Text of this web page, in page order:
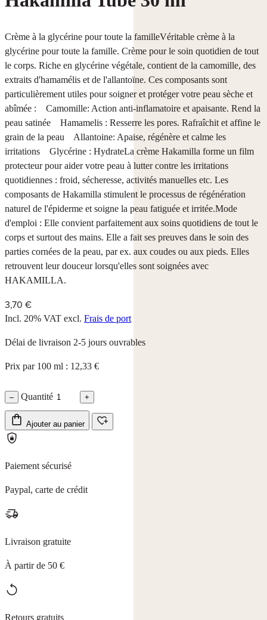
Crème à la glycérine pour toute la familleVéritable crème à la
glycérine pour toute la famille. Crème pour le soin quotidien de tout
le corps. Riche en glycérine végétale, contient de la camomille, des
extraits d'hamamélis et de l'allantoïne. Ces composants sont
particulièrement utiles pour soigner et protéger votre peau sèche et
abîmée : Camomille: Action anti-inflamatoire et apaisante. Rend la
peau satinée Hamamelis : Resserre les pores. Rafraîchit et affine le
grain de la peau Allantoine: Apaise, régénère et calme les
irritations Glycérine : HydrateLa crème Hakamilla forme un film
protecteur pour aider votre peau à lutter contre les irritations
quotidiennes : froid, sécheresse, activités manuelles etc. Les
composants de Hakamilla stimulent le processus de régénération
naturel de l'épiderme et soigne la peau fatiguée et irritée.Mode
d'emploi : Elle convient parfaitement aux soins quotidiens de tout le
corps et surtout des mains. Elle a fait ses preuves dans le soin des
parties cornées de la peau, par ex. aux coudes ou aux pieds. Elles
retrouvent leur douceur lorsqu'elles sont soignées avec
HAKAMILLA.
3,70 €
Incl. 20% VAT excl. Frais de port
Délai de livraison 2-5 jours ouvrables
Prix par 100 ml : 12,33 €
– Quantité +
Ajouter au panier
Paiement sécurisé
Paypal, carte de crédit
Livraison gratuite
À partir de 50 €
Retours gratuits